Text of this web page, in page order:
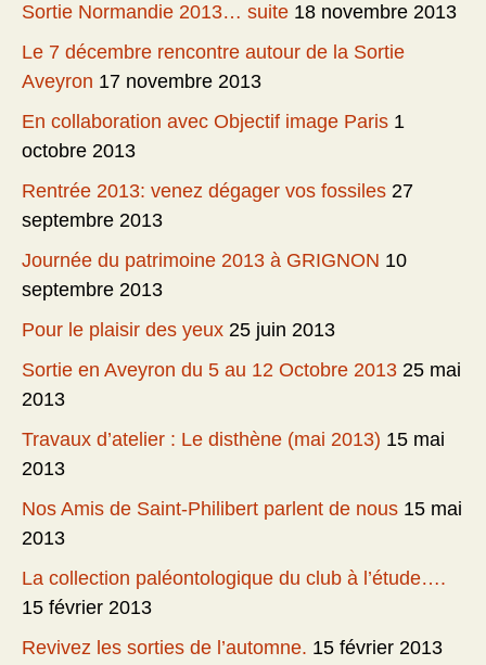
Sortie Normandie 2013… suite 18 novembre 2013
Le 7 décembre rencontre autour de la Sortie
Aveyron 17 novembre 2013
En collaboration avec Objectif image Paris 1
octobre 2013
Rentrée 2013: venez dégager vos fossiles 27
septembre 2013
Journée du patrimoine 2013 à GRIGNON 10
septembre 2013
Pour le plaisir des yeux 25 juin 2013
Sortie en Aveyron du 5 au 12 Octobre 2013 25 mai
2013
Travaux d’atelier : Le disthène (mai 2013) 15 mai
2013
Nos Amis de Saint-Philibert parlent de nous 15 mai
2013
La collection paléontologique du club à l’étude….
15 février 2013
Revivez les sorties de l’automne. 15 février 2013